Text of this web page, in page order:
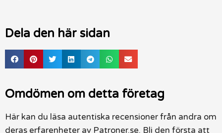
Dela den här sidan
Omdömen om detta företag
Här kan du läsa autentiska recensioner från andra om
deras erfarenheter av Patroner.se. Bli den första att